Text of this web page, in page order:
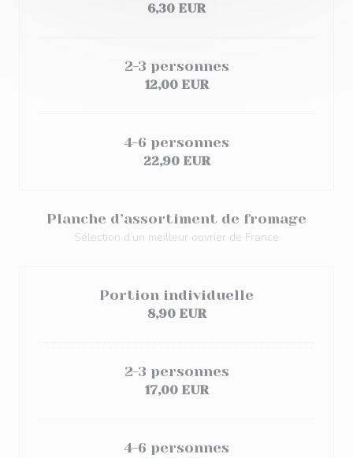
6,30 EUR
2-3 personnes
12,00 EUR
4-6 personnes
22,90 EUR
Planche d’assortiment de fromage
Sélection d’un meilleur ouvrier de France
Portion individuelle
8,90 EUR
2-3 personnes
17,00 EUR
4-6 personnes